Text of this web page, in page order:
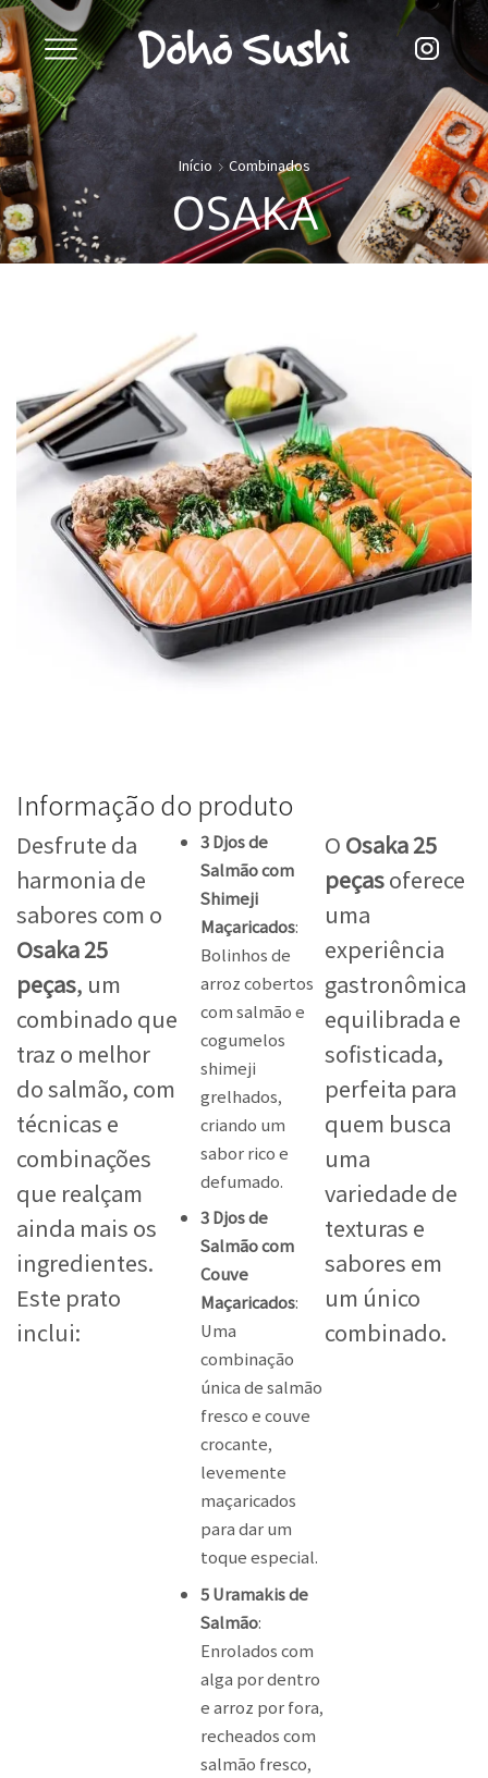
Início Combinados
OSAKA
Informação do produto
Desfrute da
harmonia de
sabores com o
Osaka 25
peças, um
combinado que
traz o melhor
do salmão, com
técnicas e
combinações
que realçam
ainda mais os
ingredientes.
Este prato
inclui:
3 Djos de
Salmão com
Shimeji
Maçaricados:
Bolinhos de
arroz cobertos
com salmão e
cogumelos
shimeji
grelhados,
criando um
sabor rico e
defumado.
3 Djos de
Salmão com
Couve
Maçaricados:
Uma
combinação
única de salmão
fresco e couve
crocante,
levemente
maçaricados
para dar um
toque especial.
5 Uramakis de
Salmão:
Enrolados com
alga por dentro
e arroz por fora,
recheados com
salmão fresco,
O Osaka 25
peçasoferece
uma
experiência
gastronômica
equilibrada e
sofisticada,
perfeita para
quem busca
uma
variedade de
texturas e
sabores em
um único
combinado.